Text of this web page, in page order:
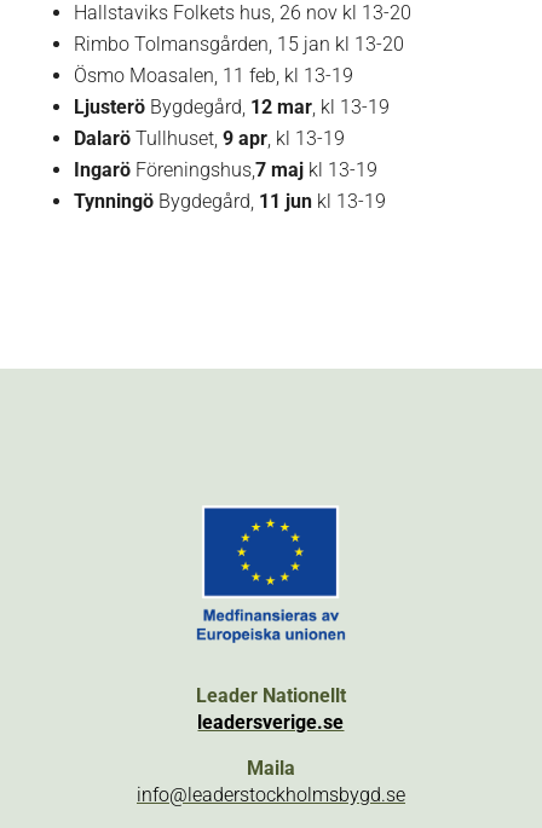
Hallstaviks Folkets hus, 26 nov kl 13-20
Rimbo Tolmansgården, 15 jan kl 13-20
Ösmo Moasalen, 11 feb, kl 13-19
LjusteröBygdegård, 12 mar, kl 13-19
DalaröTullhuset, 9 apr, kl 13-19
IngaröFöreningshus,7 majkl 13-19
TynningöBygdegård, 11 junkl 13-19
Leader Nationellt
leadersverige.se
Maila
info@leaderstockholmsbygd.se